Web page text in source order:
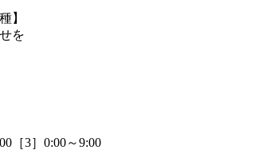
】
を
［3］0:00～9:00